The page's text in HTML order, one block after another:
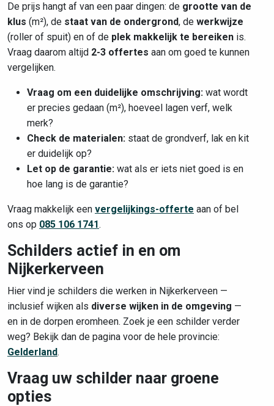
De prijs hangt af van een paar dingen: de grootte van de
klus (m²), de staat van de ondergrond, de werkwijze
(roller of spuit) en of de plek makkelijk te bereiken is.
Vraag daarom altijd 2-3 offertes aan om goed te kunnen
vergelijken.
Vraag om een duidelijke omschrijving: wat wordt
er precies gedaan (m²), hoeveel lagen verf, welk
merk?
Check de materialen: staat de grondverf, lak en kit
er duidelijk op?
Let op de garantie: wat als er iets niet goed is en
hoe lang is de garantie?
Vraag makkelijk een vergelijkings-offerte aan of bel
ons op 085 106 1741.
Schilders actief in en om
Nijkerkerveen
Hier vind je schilders die werken in Nijkerkerveen —
inclusief wijken als diverse wijken in de omgeving —
en in de dorpen eromheen. Zoek je een schilder verder
weg? Bekijk dan de pagina voor de hele provincie:
Gelderland.
Vraag uw schilder naar groene
opties